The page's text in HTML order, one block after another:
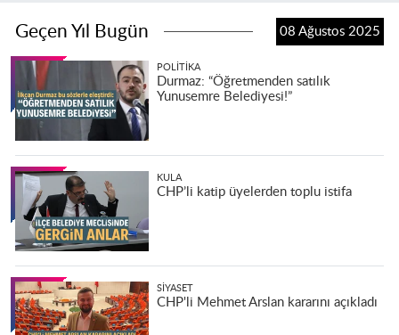
Geçen Yıl Bugün 08 Ağustos 2025
POLITIKA
Durmaz: “Öğretmenden satılık
Yunusemre Belediyesi!”
KULA
CHP’li katip üyelerden toplu istifa
SIYASET
CHP'li Mehmet Arslan kararını açıkladı